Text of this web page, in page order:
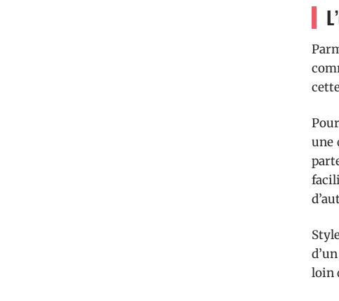
une
loin